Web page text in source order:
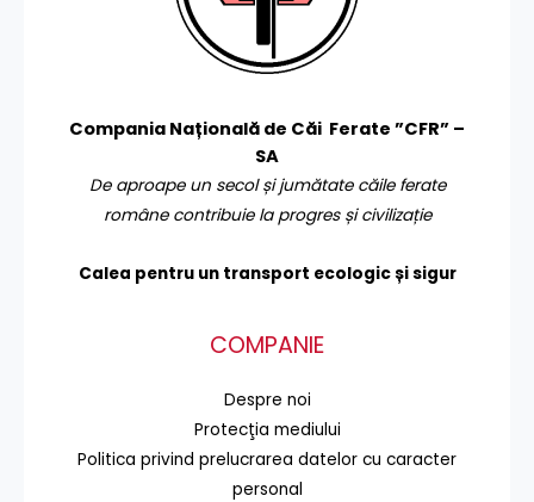
Compania Națională de Căi Ferate ”CFR” –
SA
De aproape un secol și jumătate căile ferate
române contribuie la progres și civilizație
Calea pentru un transport ecologic și sigur
COMPANIE
Despre noi
Protecţia mediului
Politica privind prelucrarea datelor cu caracter
personal